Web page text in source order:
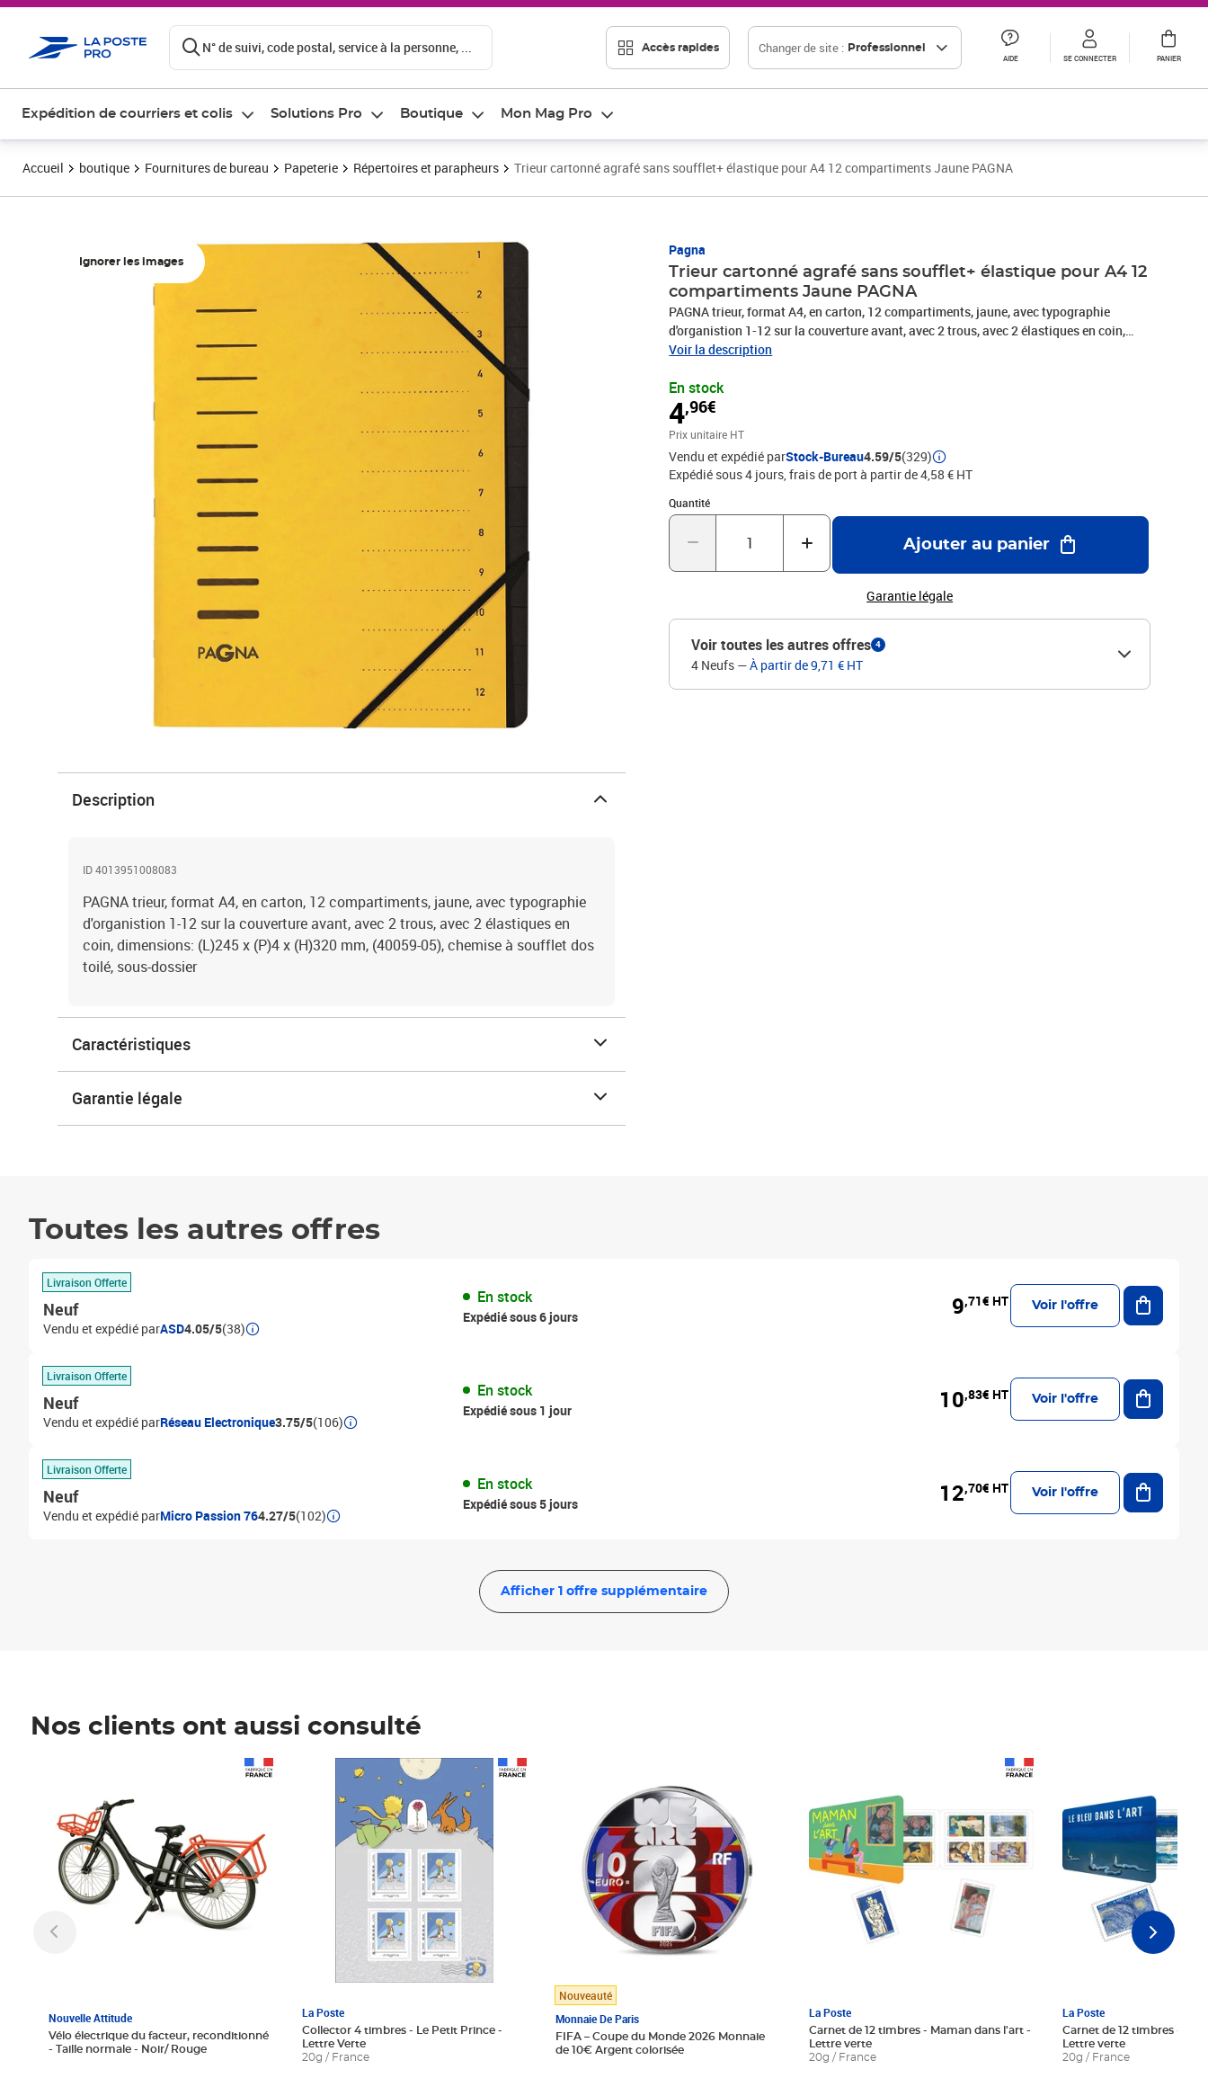
N° de suivi, code postal, service à la personne, ... Accès rapides Changer de site : Professionnel
AIDE SE CONNECTER PANIER
Expédition de courriers et colis Solutions Pro Boutique Mon Mag Pro
Accueil boutique Fournitures de bureau Papeterie Répertoires et parapheurs Trieur cartonné agrafé sans soufflet+ élastique pour A4 12 compartiments Jaune PAGNA
Ignorer les images
Pagna
Trieur cartonné agrafé sans soufflet+ élastique pour A4 12
compartiments Jaune PAGNA
PAGNA trieur, format A4, en carton, 12 compartiments, jaune, avec typographie
d'organistion 1-12 sur la couverture avant, avec 2 trous, avec 2 élastiques en coin,
dimensions: (L)245 x (P)4 x (H)320 mm, (40059-05), chemise à soufflet dos toilé,
Voir la description
En stock
4,96€
Prix 4,96€
Prix unitaire HT
Vendu et expédié parStock-Bureau4.59/5(329)
Expédié sous 4 jours, frais de port à partir de 4,58 € HT
Quantité
Quantité : 1
Ajouter au panier
Garantie légale
Voir toutes les autres offres 4
4 Neufs —À partir de 9,71 € HT
Description
ID 4013951008083
PAGNA trieur, format A4, en carton, 12 compartiments, jaune, avec typographie
d'organistion 1-12 sur la couverture avant, avec 2 trous, avec 2 élastiques en
coin, dimensions: (L)245 x (P)4 x (H)320 mm, (40059-05), chemise à soufflet dos
toilé, sous-dossier
Caractéristiques
Garantie légale
Toutes les autres offres
Livraison Offerte
Neuf
Vendu et expédié parASD4.05/5(38)
En stock
Expédié sous 6 jours 9,71€ HT Voir l'offre
Ajouter
Livraison Offerte
Neuf
Vendu et expédié parRéseau Electronique3.75/5(106)
En stock
Expédié sous 1 jour 10,83€ HT Voir l'offre
Ajouter
Livraison Offerte
Neuf
Vendu et expédié parMicro Passion 764.27/5(102)
En stock
Expédié sous 5 jours 12,70€ HT Voir l'offre
Ajouter
Afficher 1 offre supplémentaire
Nos clients ont aussi consulté
Nouvelle Attitude
Vélo électrique du facteur, reconditionné
- Taille normale - Noir/ Rouge
La Poste
Collector 4 timbres - Le Petit Prince -
Lettre Verte
20g / France
Prix 6,25€ HT
Nouveauté
Monnaie De Paris
FIFA – Coupe du Monde 2026 Monnaie
de 10€ Argent colorisée
La Poste
Carnet de 12 timbres - Maman dans l'art -
Lettre verte
20g / France
La Poste
Carnet de 12 timbres - Le
Lettre verte
20g / France